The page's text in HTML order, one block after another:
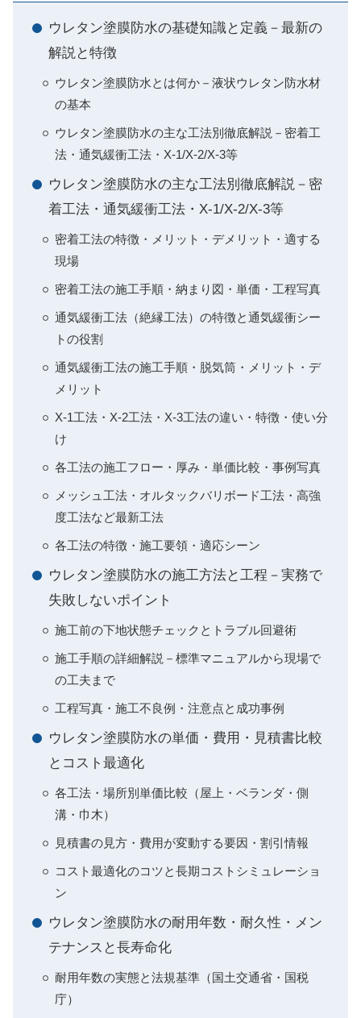
ウレタン塗膜防水の基礎知識と定義－最新の
解説と特徴
ウレタン塗膜防水とは何か－液状ウレタン防水材
の基本
ウレタン塗膜防水の主な工法別徹底解説－密着工
法・通気緩衝工法・X-1/X-2/X-3等
ウレタン塗膜防水の主な工法別徹底解説－密
着工法・通気緩衝工法・X-1/X-2/X-3等
密着工法の特徴・メリット・デメリット・適する
現場
密着工法の施工手順・納まり図・単価・工程写真
通気緩衝工法（絶縁工法）の特徴と通気緩衝シー
トの役割
通気緩衝工法の施工手順・脱気筒・メリット・デ
メリット
X-1工法・X-2工法・X-3工法の違い・特徴・使い分
け
各工法の施工フロー・厚み・単価比較・事例写真
メッシュ工法・オルタックバリボード工法・高強
度工法など最新工法
各工法の特徴・施工要領・適応シーン
ウレタン塗膜防水の施工方法と工程－実務で
失敗しないポイント
施工前の下地状態チェックとトラブル回避術
施工手順の詳細解説－標準マニュアルから現場で
の工夫まで
工程写真・施工不良例・注意点と成功事例
ウレタン塗膜防水の単価・費用・見積書比較
とコスト最適化
各工法・場所別単価比較（屋上・ベランダ・側
溝・巾木）
見積書の見方・費用が変動する要因・割引情報
コスト最適化のコツと長期コストシミュレーショ
ン
ウレタン塗膜防水の耐用年数・耐久性・メン
テナンスと長寿命化
耐用年数の実態と法規基準（国土交通省・国税
庁）